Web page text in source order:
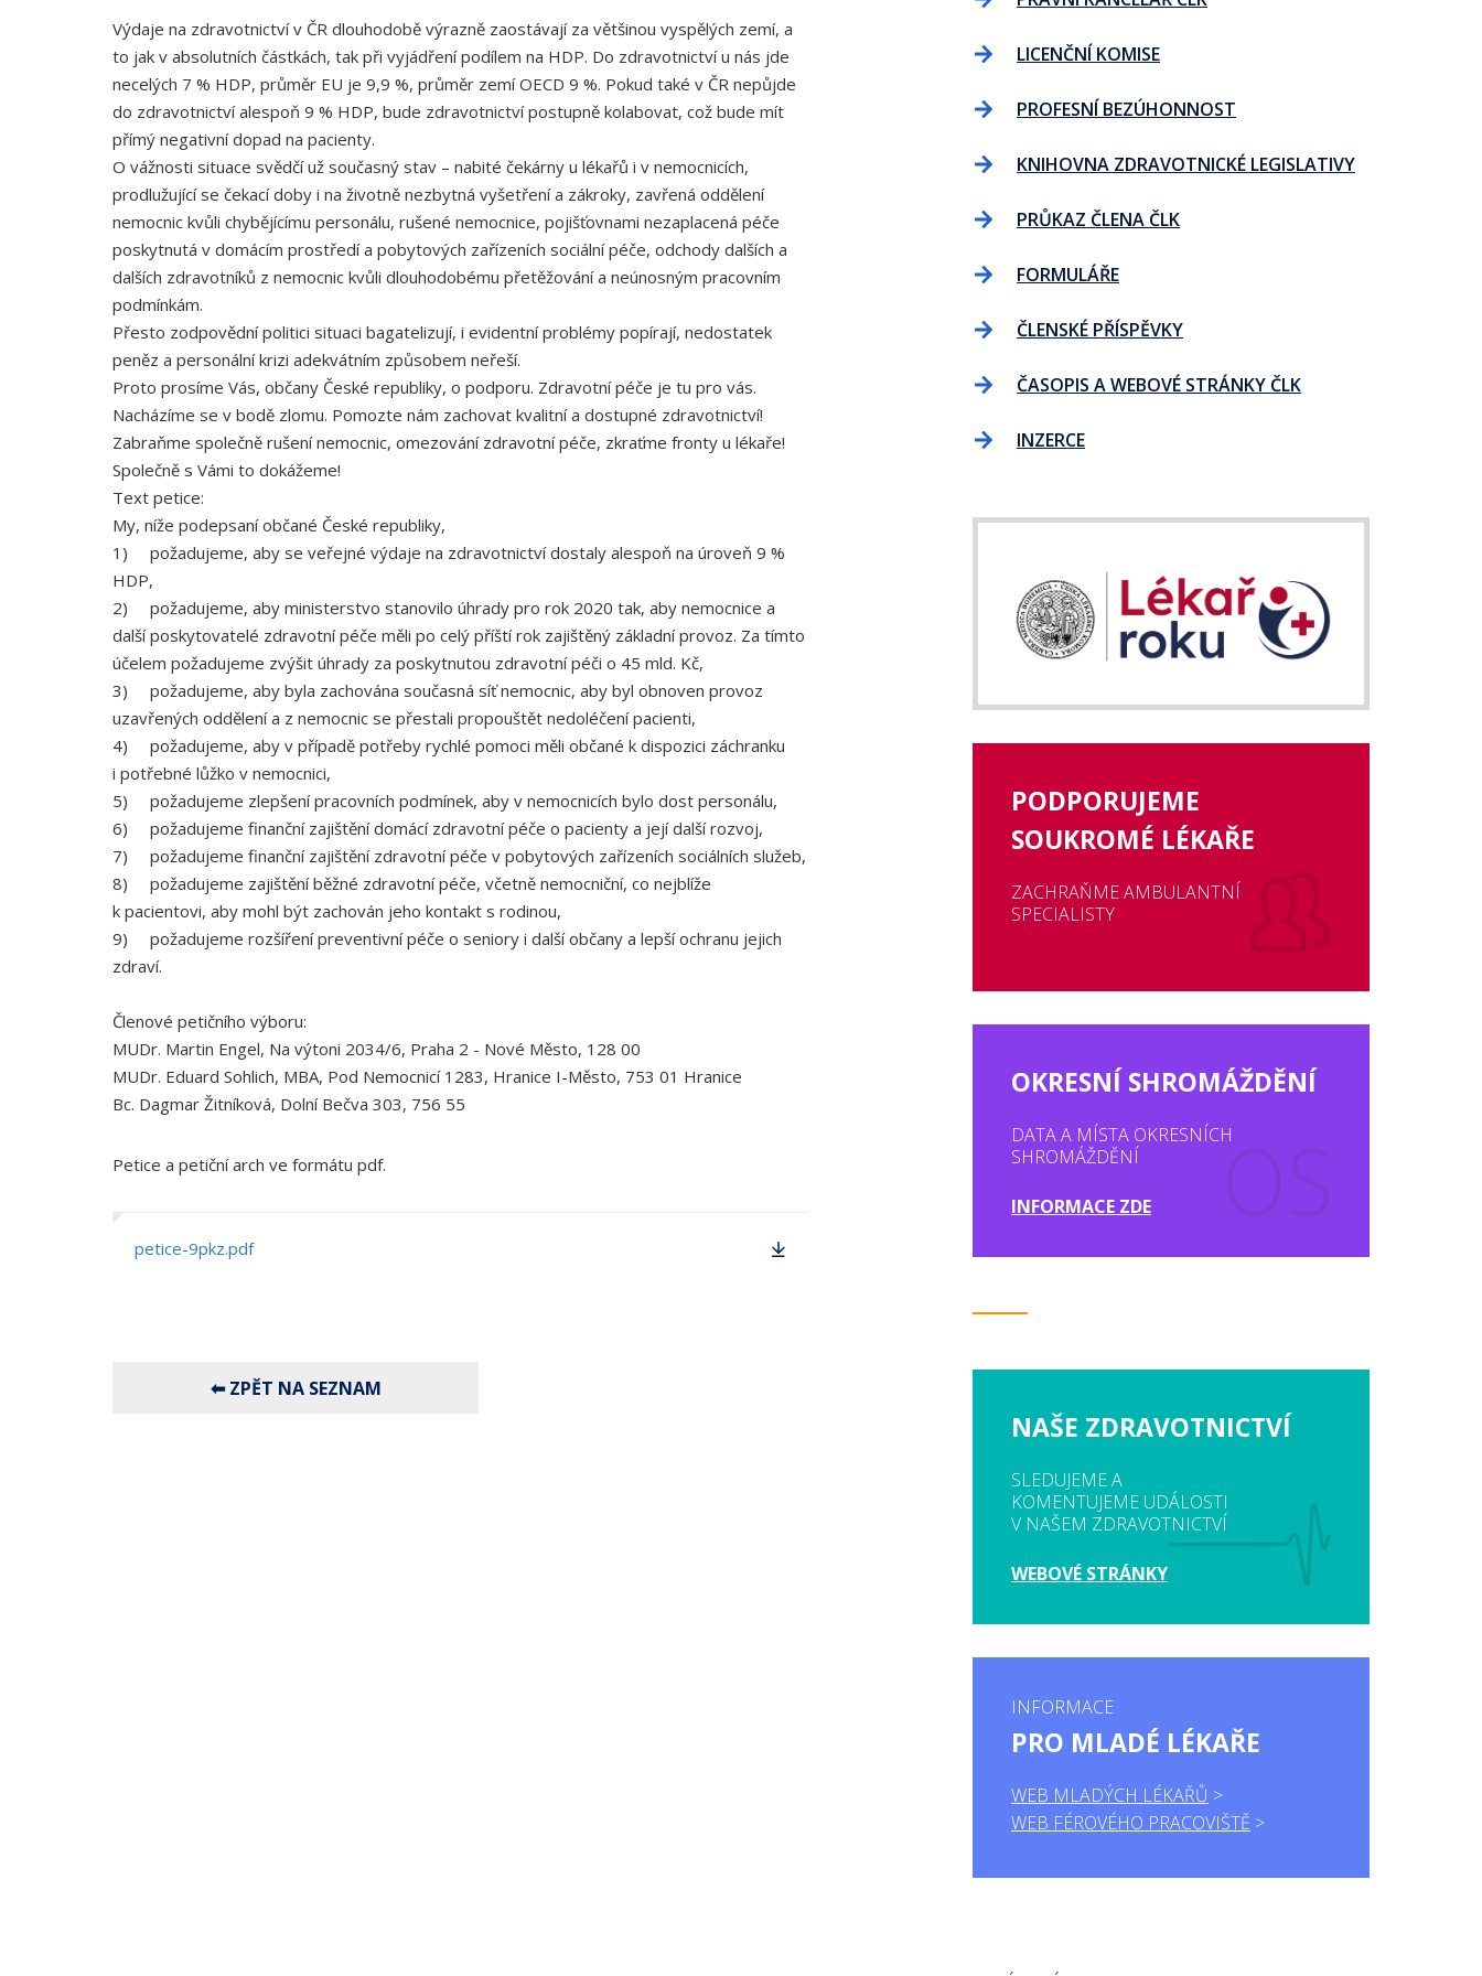
Výdaje na zdravotnictví v ČR dlouhodobě výrazně zaostávají za většinou vyspělých zemí, a
to jak v absolutních částkách, tak při vyjádření podílem na HDP. Do zdravotnictví u nás jde
necelých 7 % HDP, průměr EU je 9,9 %, průměr zemí OECD 9 %. Pokud také v ČR nepůjde
do zdravotnictví alespoň 9 % HDP, bude zdravotnictví postupně kolabovat, což bude mít
přímý negativní dopad na pacienty.
O vážnosti situace svědčí už současný stav – nabité čekárny u lékařů i v nemocnicích,
prodlužující se čekací doby i na životně nezbytná vyšetření a zákroky, zavřená oddělení
nemocnic kvůli chybějícímu personálu, rušené nemocnice, pojišťovnami nezaplacená péče
poskytnutá v domácím prostředí a pobytových zařízeních sociální péče, odchody dalších a
dalších zdravotníků z nemocnic kvůli dlouhodobému přetěžování a neúnosným pracovním
podmínkám.
Přesto zodpovědní politici situaci bagatelizují, i evidentní problémy popírají, nedostatek
peněz a personální krizi adekvátním způsobem neřeší.
Proto prosíme Vás, občany České republiky, o podporu. Zdravotní péče je tu pro vás.
Nacházíme se v bodě zlomu. Pomozte nám zachovat kvalitní a dostupné zdravotnictví!
Zabraňme společně rušení nemocnic, omezování zdravotní péče, zkraťme fronty u lékaře!
Společně s Vámi to dokážeme!
Text petice:
My, níže podepsaní občané České republiky,
1) požadujeme, aby se veřejné výdaje na zdravotnictví dostaly alespoň na úroveň 9 %
HDP,
2) požadujeme, aby ministerstvo stanovilo úhrady pro rok 2020 tak, aby nemocnice a
další poskytovatelé zdravotní péče měli po celý příští rok zajištěný základní provoz. Za tímto
účelem požadujeme zvýšit úhrady za poskytnutou zdravotní péči o 45 mld. Kč,
3) požadujeme, aby byla zachována současná síť nemocnic, aby byl obnoven provoz
uzavřených oddělení a z nemocnic se přestali propouštět nedoléčení pacienti,
4) požadujeme, aby v případě potřeby rychlé pomoci měli občané k dispozici záchranku
i potřebné lůžko v nemocnici,
5) požadujeme zlepšení pracovních podmínek, aby v nemocnicích bylo dost personálu,
6) požadujeme finanční zajištění domácí zdravotní péče o pacienty a její další rozvoj,
7) požadujeme finanční zajištění zdravotní péče v pobytových zařízeních sociálních služeb,
8) požadujeme zajištění běžné zdravotní péče, včetně nemocniční, co nejblíže
k pacientovi, aby mohl být zachován jeho kontakt s rodinou,
9) požadujeme rozšíření preventivní péče o seniory i další občany a lepší ochranu jejich
zdraví.
Členové petičního výboru:
MUDr. Martin Engel, Na výtoni 2034/6, Praha 2 - Nové Město, 128 00
MUDr. Eduard Sohlich, MBA, Pod Nemocnicí 1283, Hranice I-Město, 753 01 Hranice
Bc. Dagmar Žitníková, Dolní Bečva 303, 756 55
Petice a petiční arch ve formátu pdf.
petice-9pkz.pdf
LICENČNÍ KOMISE
PROFESNÍ BEZÚHONNOST
KNIHOVNA ZDRAVOTNICKÉ LEGISLATIVY
PRŮKAZ ČLENA ČLK
FORMULÁŘE
ČLENSKÉ PŘÍSPĚVKY
ČASOPIS A WEBOVÉ STRÁNKY ČLK
INZERCE
PODPORUJEME
SOUKROMÉ LÉKAŘE
ZACHRAŇME AMBULANTNÍ
SPECIALISTY
OKRESNÍ SHROMÁŽDĚNÍ
DATA A MÍSTA OKRESNÍCH
SHROMÁŽDĚNÍ
INFORMACE ZDE
NAŠE ZDRAVOTNICTVÍ
SLEDUJEME A
KOMENTUJEME UDÁLOSTI
V NAŠEM ZDRAVOTNICTVÍ
WEBOVÉ STRÁNKY
INFORMACE
PRO MLADÉ LÉKAŘE
WEB MLADÝCH LÉKAŘŮ
WEB FÉROVÉHO PRACOVIŠTĚ